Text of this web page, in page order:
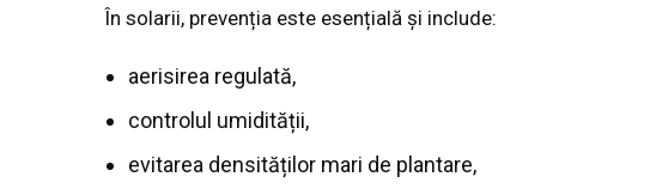
În solarii, prevenția este esențială și include:
aerisirea regulată,
controlul umidității,
evitarea densităților mari de plantare,